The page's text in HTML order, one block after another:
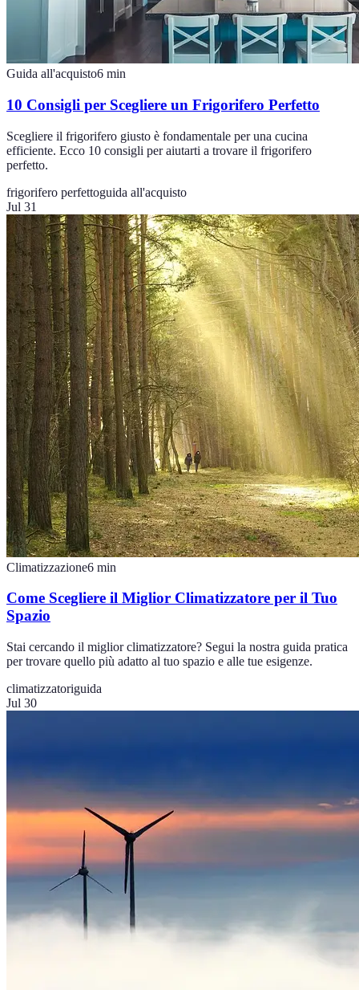
Guida all'acquisto6 min
10 Consigli per Scegliere un Frigorifero Perfetto
Scegliere il frigorifero giusto è fondamentale per una cucina
efficiente. Ecco 10 consigli per aiutarti a trovare il frigorifero
perfetto.
frigorifero perfettoguida all'acquisto
Jul 31
Climatizzazione6 min
Come Scegliere il Miglior Climatizzatore per il Tuo
Spazio
Stai cercando il miglior climatizzatore? Segui la nostra guida pratica
per trovare quello più adatto al tuo spazio e alle tue esigenze.
climatizzatoriguida
Jul 30